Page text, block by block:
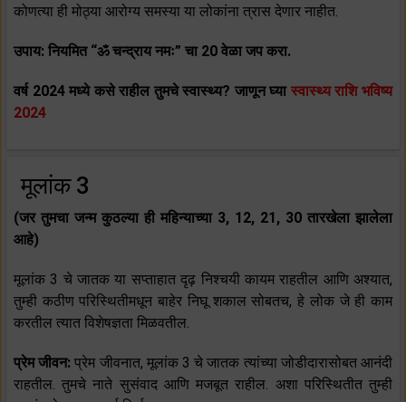
कोणत्या ही मोठ्या आरोग्य समस्या या लोकांना त्रास देणार नाहीत.
उपाय: नियमित “ॐ चन्द्राय नमः” चा 20 वेळा जप करा.
वर्ष 2024 मध्ये कसे राहील तुमचे स्वास्थ्य? जाणून घ्या स्वास्थ्य राशि भविष्य
2024
मूलांक 3
(जर तुमचा जन्म कुठल्या ही महिन्याच्या 3, 12, 21, 30 तारखेला झालेला
आहे)
मूलांक 3 चे जातक या सप्ताहात दृढ़ निश्चयी कायम राहतील आणि अश्यात,
तुम्ही कठीण परिस्थितीमधून बाहेर निघू शकाल सोबतच, हे लोक जे ही काम
करतील त्यात विशेषज्ञता मिळवतील.
प्रेम जीवन:प्रेम जीवनात, मूलांक 3 चे जातक त्यांच्या जोडीदारासोबत आनंदी
राहतील. तुमचे नाते सुसंवाद आणि मजबूत राहील. अशा परिस्थितीत तुम्ही